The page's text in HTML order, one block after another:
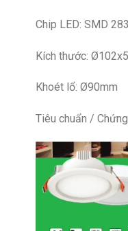
Chip LED: SMD
Kích thước:
Khoét lổ: Ø90mm
Tiêu chuẩn /